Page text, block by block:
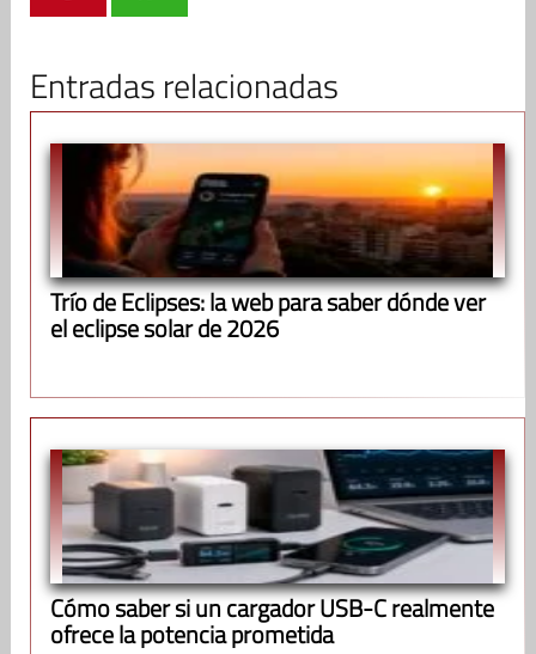
Entradas relacionadas
Trío de Eclipses: la web para saber dónde ver
el eclipse solar de 2026
Cómo saber si un cargador USB-C realmente
ofrece la potencia prometida